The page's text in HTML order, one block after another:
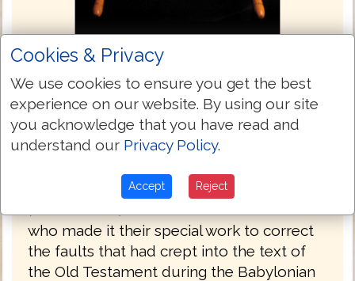
Masoretic Text 1524
The Hebrew text of the Old Testament is
called the Masoretic Text because in its
present form it is based upon the Masora
Jewish scholars known as the Masoretes
who made it their special work to correct
the faults that had crept into the text of
the Old Testament during the Babylonian
Cookies & Privacy
We use cookies to ensure you get the best
experience on our website. By using our site
you acknowledge that you have read and
understand our Privacy Policy.
Accept Reject